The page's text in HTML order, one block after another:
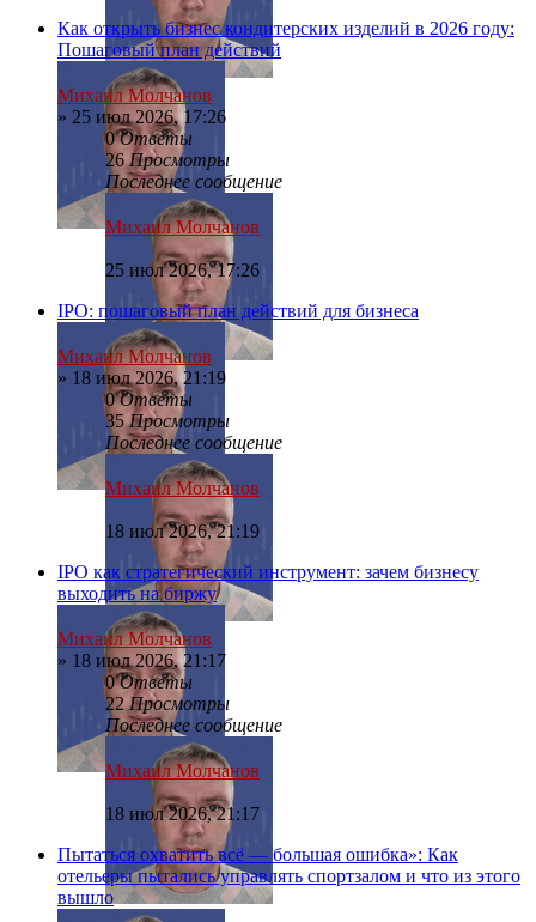
Как открыть бизнес кондитерских изделий в 2026 году:
Пошаговый план действий
Михаил Молчанов
» 25 июл 2026, 17:26
0Ответы
26Просмотры
Последнее сообщение
Михаил Молчанов
25 июл 2026, 17:26
IPO: пошаговый план действий для бизнеса
Михаил Молчанов
» 18 июл 2026, 21:19
0Ответы
35Просмотры
Последнее сообщение
Михаил Молчанов
18 июл 2026, 21:19
IPO как стратегический инструмент: зачем бизнесу
выходить на биржу
Михаил Молчанов
» 18 июл 2026, 21:17
0Ответы
22Просмотры
Последнее сообщение
Михаил Молчанов
18 июл 2026, 21:17
Пытаться охватить всё — большая ошибка»: Как
отельеры пытались управлять спортзалом и что из этого
вышло